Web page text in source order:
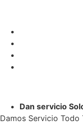
Dan servicio
Damos Servicio